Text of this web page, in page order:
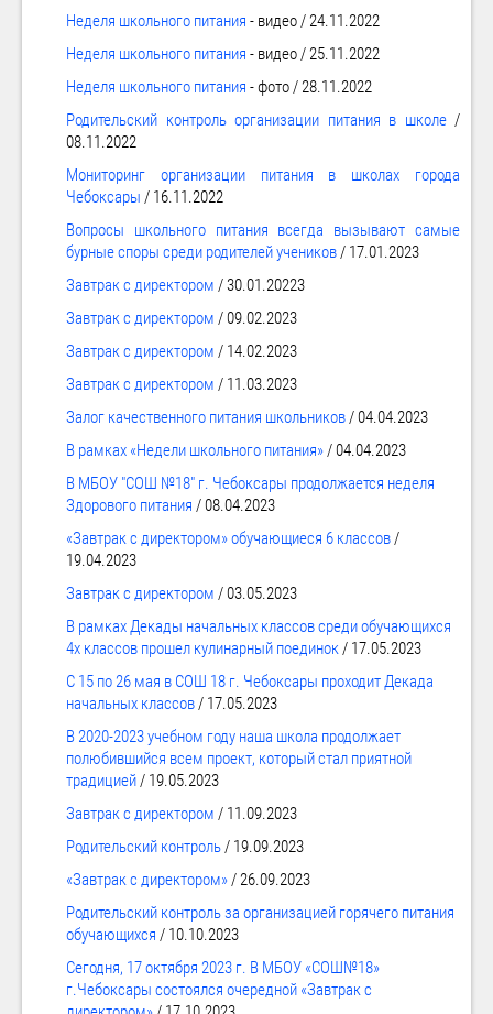
Неделя школьного питания - видео / 24.11.2022
Неделя школьного питания - видео / 25.11.2022
Неделя школьного питания - фото / 28.11.2022
Родительский контроль организации питания в школе/
08.11.2022
Мониторинг организации питания в школах города
Чебоксары / 16.11.2022
Вопросы школьного питания всегда вызывают самые
бурные споры среди родителей учеников/ 17.01.2023
Завтрак с директором / 30.01.20223
Завтрак с директором / 09.02.2023
Завтрак с директором / 14.02.2023
Завтрак с директором / 11.03.2023
Залог качественного питания школьников/ 04.04.2023
В рамках «Недели школьного питания»/ 04.04.2023
В МБОУ "СОШ №18" г. Чебоксары продолжается неделя
Здорового питания / 08.04.2023
«Завтрак с директором» обучающиеся 6 классов/
19.04.2023
Завтрак с директором / 03.05.2023
В рамках Декады начальных классов среди обучающихся
4х классов прошел кулинарный поединок/ 17.05.2023
С 15 по 26 мая в СОШ 18 г. Чебоксары проходит Декада
начальных классов/ 17.05.2023
В 2020-2023 учебном году наша школа продолжает
полюбившийся всем проект, который стал приятной
традицией/ 19.05.2023
Завтрак с директором / 11.09.2023
Родительский контроль/ 19.09.2023
«Завтрак с директором»/ 26.09.2023
Родительский контроль за организацией горячего питания
обучающихся / 10.10.2023
Сегодня, 17 октября 2023 г. В МБОУ «СОШ№18»
г.Чебоксары состоялся очередной «Завтрак с